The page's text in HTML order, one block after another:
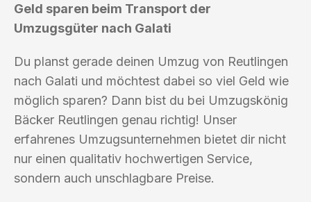
Geld sparen beim Transport der
Umzugsgüter nach Galati
Du planst gerade deinen Umzug von Reutlingen
nach Galati und möchtest dabei so viel Geld wie
möglich sparen? Dann bist du bei Umzugskönig
Bäcker Reutlingen genau richtig! Unser
erfahrenes Umzugsunternehmen bietet dir nicht
nur einen qualitativ hochwertigen Service,
sondern auch unschlagbare Preise.